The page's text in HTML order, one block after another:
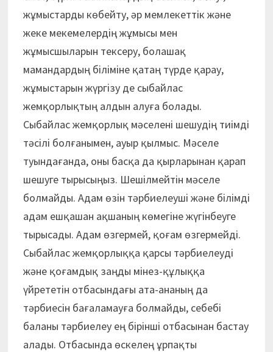
жұмыстарды көбейту, әр мемлекеттік және
жеке мекемелердің жұмысы мен
жұмысшыларын тексеру, болашақ
мамандардың біліміне қатаң түрде қарау,
жұмыстарын жүргізу де сыбайлас
жемқорлықтың алдын алуға болады.
Сыбайлас жемқорлық мәселені шешудің тиімді
тәсілі болғанымен, ауыр қылмыс. Мәселе
туындағанда, оны басқа да қырларынан қарап
шешуге тырысыңыз. Шешілмейтін мәселе
болмайды. Адам өзін тәрбиелеуші және білімді
адам ешқашан ақшаның көмегіне жүгінбеуге
тырысады. Адам өзгермей, қоғам өзгермейді.
Сыбайлас жемқорлыққа қарсы тәрбиелеуді
және қоғамдық заңды мінез-құлыққа
үйрететін отбасындағы ата-ананың да
тәрбиесін бағаламауға болмайды, себебі
баланы тәрбиелеу ең бірінші отбасынан бастау
алады. Отбасында өскелең ұрпақты